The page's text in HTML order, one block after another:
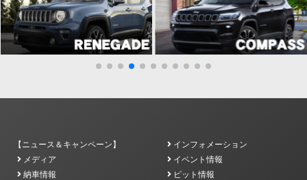
【ニュース＆キャンペーン】
インフォメーション
メディア
イベント情報
納車情報
ピット情報